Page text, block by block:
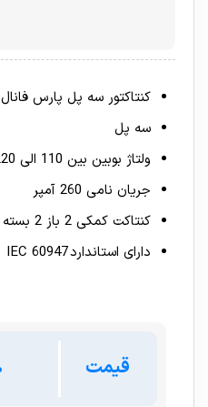
کنتاکتور سه پل پارس فانال
سه پل
ولتاژ بوبین بین 110 الی 220
جریان نامی 260 آمپر
کنتاکت کمکی 2 باز 2 بسته
دارای استاندارد IEC 60947
قیمت